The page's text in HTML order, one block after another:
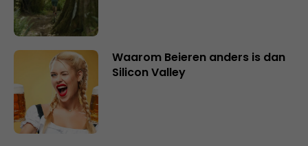
Waarom Beieren anders is dan
Silicon Valley